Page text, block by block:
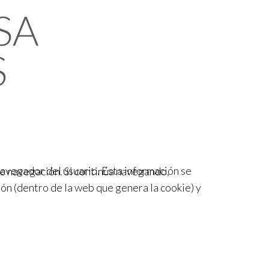
Si continúa navegando,
del usuario. Esta información se
(dentro de la web que genera la cookie) y